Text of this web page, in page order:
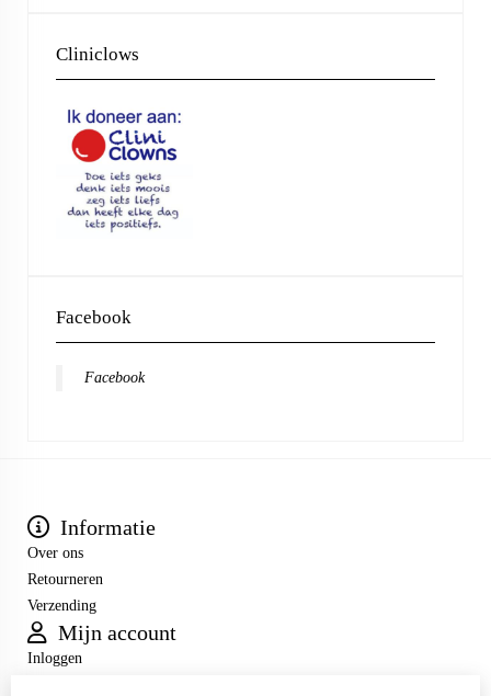
Cliniclows
Facebook
Facebook
Informatie
Over ons
Retourneren
Verzending
Mijn account
Inloggen